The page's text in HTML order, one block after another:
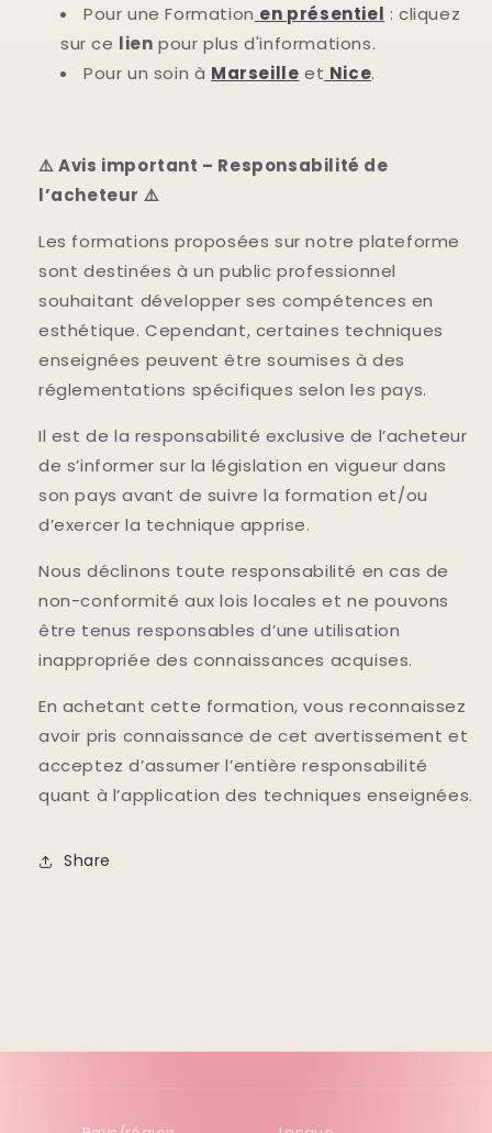
Pour une Formation en présentiel : cliquez
sur ce lien pour plus d'informations.
Pour un soin à Marseille et Nice.
⚠️ Avis important – Responsabilité de
l’acheteur ⚠️
Les formations proposées sur notre plateforme
sont destinées à un public professionnel
souhaitant développer ses compétences en
esthétique. Cependant, certaines techniques
enseignées peuvent être soumises à des
réglementations spécifiques selon les pays.
Il est de la responsabilité exclusive de l’acheteur
de s’informer sur la législation en vigueur dans
son pays avant de suivre la formation et/ou
d’exercer la technique apprise.
Nous déclinons toute responsabilité en cas de
non-conformité aux lois locales et ne pouvons
être tenus responsables d’une utilisation
inappropriée des connaissances acquises.
En achetant cette formation, vous reconnaissez
avoir pris connaissance de cet avertissement et
acceptez d’assumer l’entière responsabilité
quant à l’application des techniques enseignées.
Share